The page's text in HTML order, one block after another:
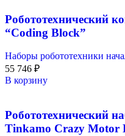
Робототехнический
“Coding Block”
Наборы робототехники
55 746 ₽
В корзину
Робототехнический
Tinkamo Crazy Motor